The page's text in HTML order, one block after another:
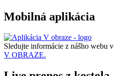
Mobilná aplikácia
Sledujte informácie z nášho webu v
V OBRAZE.